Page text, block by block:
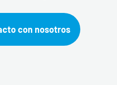
con nosotros